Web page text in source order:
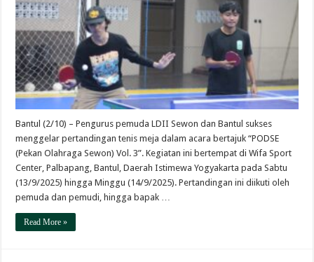
Bantul (2/10) – Pengurus pemuda LDII Sewon dan Bantul sukses
menggelar pertandingan tenis meja dalam acara bertajuk “PODSE
(Pekan Olahraga Sewon) Vol. 3”. Kegiatan ini bertempat di Wifa Sport
Center, Palbapang, Bantul, Daerah Istimewa Yogyakarta pada Sabtu
(13/9/2025) hingga Minggu (14/9/2025). Pertandingan ini diikuti oleh
pemuda dan pemudi, hingga bapak …
Read More »